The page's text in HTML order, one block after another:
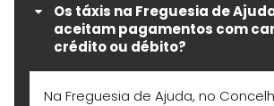
Os táxis na Freguesia de
aceitam pagamentos com
crédito ou débito?
Na Freguesia de Ajuda, no